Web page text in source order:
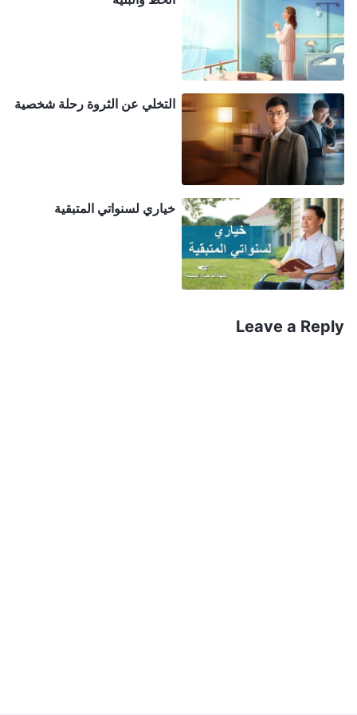
ستتاح لهم فرص أكثر ليُكمِّلهم الله. أما أولئك الذين لا
يرغبون في مراعاة مقاصد الله فهم أنانيون ولن يُكمِّلهم
الله. لقد دخل عملالإنجيلفترة حاسمة من التوسع
الكبير، وكون الكنيسة قد أسندت إليَّ مثل هذا الواجب
المهم كان نعمةً وتكريمًا استثنائيًا من الله. ومع ذلك، لم
أكن أراعي مقاصد الله، وبدلاً من ذلك، لم أكن مهتمة إلا
بجسدي وبكسب المال لأحظى بتقدير الآخرين. كم كنت
عديمة الضمير! ألم أكن أؤمن بالله وأتبعه، وآكل وأشرب
كلماته، وأقوم بواجبي لأجل نيل الحق والخلاص؟ لقد
منحني الله فرصة عظيمة لأتدرب وأنال الحق من خلال
هذا الواجب. ألن أكون حمقاء إن لم أقبلها؟ فلو أن عمل
الواجب، لكنت قد أضعت فرصتي، وحينها كنت سأندم ندمًا
التخلي عن الثروة رحلة شخصية
خياري لسنواتي المتبقية
Leave a Reply